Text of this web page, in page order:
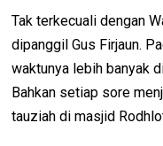
Tak terkecuali dengan
dipanggil Gus Firjaun.
waktunya lebih banyak
Bahkan setiap sore
tauziah di masjid